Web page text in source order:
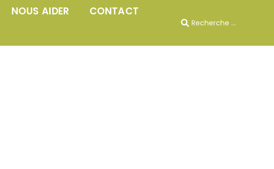
NOUS AIDER CONTACT